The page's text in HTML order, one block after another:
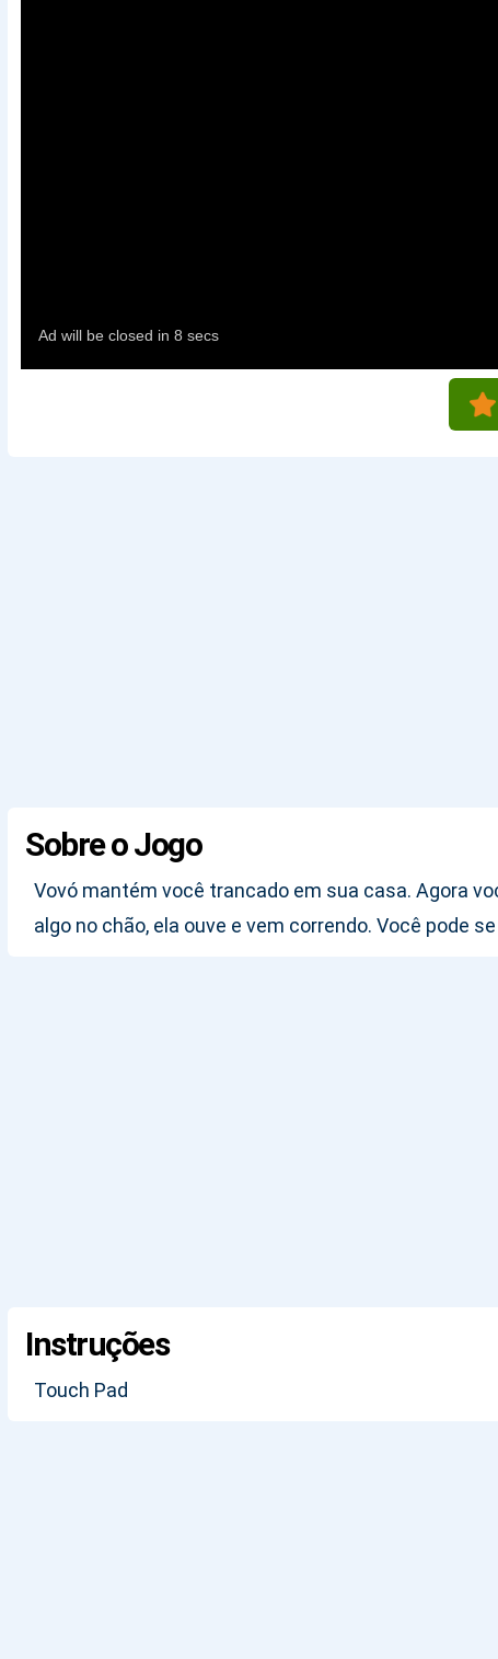
Sobre o Jogo
Vovó mantém você trancado em sua casa. Agora
algo no chão, ela ouve e vem correndo. Você pode
Instruções
Touch Pad